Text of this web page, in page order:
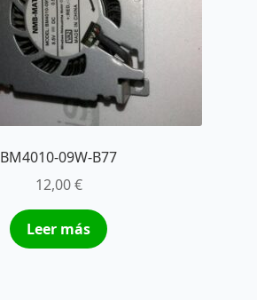
BM4010-09W-B77
12,00€
Leer más